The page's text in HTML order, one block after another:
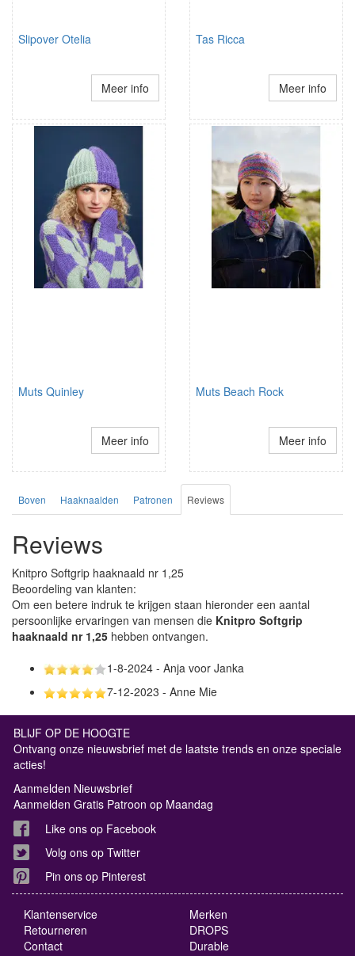
Slipover Otelia
Meer info
Tas Ricca
Meer info
Muts Quinley
Meer info
Muts Beach Rock
Meer info
Boven Haaknaalden Patronen Reviews
Reviews
Knitpro Softgrip haaknaald nr 1,25
Beoordeling van klanten:
Om een betere indruk te krijgen staan hieronder een aantal
persoonlijke ervaringen van mensen die Knitpro Softgrip
haaknaald nr 1,25 hebben ontvangen.
1-8-2024 - Anja voor Janka
7-12-2023 - Anne Mie
BLIJF OP DE HOOGTE
Ontvang onze nieuwsbrief met de laatste trends en onze speciale
acties!
Aanmelden Nieuwsbrief
Aanmelden Gratis Patroon op Maandag
Like ons op Facebook
Volg ons op Twitter
Pin ons op Pinterest
Klantenservice
Retourneren
Contact
Merken
DROPS
Durable